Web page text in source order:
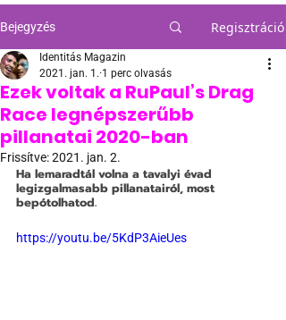
Bejegyzés Regisztráció
Ezek voltak a RuPaul’s Drag
Race legnépszerűbb
pillanatai 2020-ban
Identitás Magazin
2021. jan. 1. 1 perc olvasás
Frissítve:2021. jan. 2.
Ha lemaradtál volna a tavalyi évad
legizgalmasabb pillanatairól, most
bepótolhatod.
https://youtu.be/5KdP3AieUes